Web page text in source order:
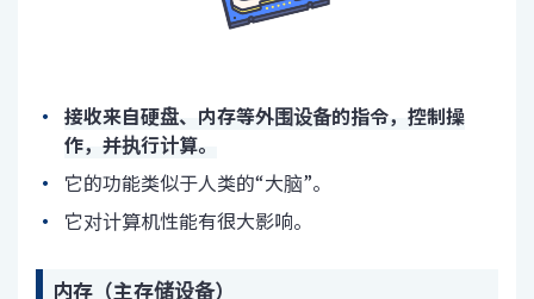
接收来自硬盘、内存等外围设备的指令，控制操
作，并执行计算。
它的功能类似于人类的“大脑”。
它对计算机性能有很大影响。
内存（主存储设备）